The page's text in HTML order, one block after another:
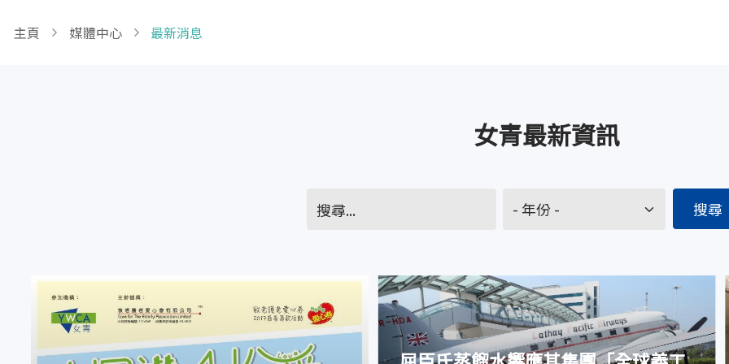
主頁 媒體中心 最新消息
女青最新資訊
請支持愛心券2017義賣
Pagination